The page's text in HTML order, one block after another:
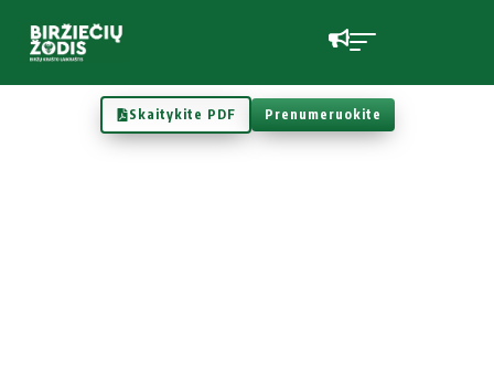
Skaitykite PDF Prenumeruokite